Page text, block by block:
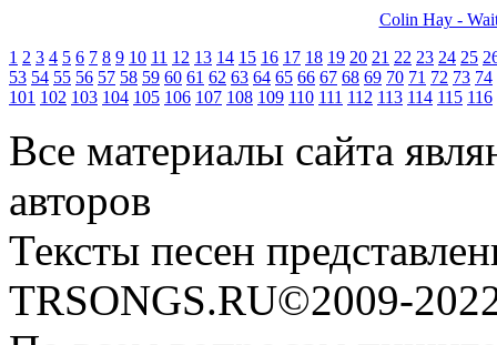
Colin Hay -
1 2 3 4 5 6 7 8 9 10 11 12 13 14 15 16 17 18 19 20 21 22 23 24 25
53 54 55 56 57 58 59 60 61 62 63 64 65 66 67 68 69 70 71 72 73 74
101 102 103 104 105 106 107 108 109 110 111 112 113 114 115 116
Все материалы сайта
авторов
Тексты песен
TRSONGS.RU©2009-